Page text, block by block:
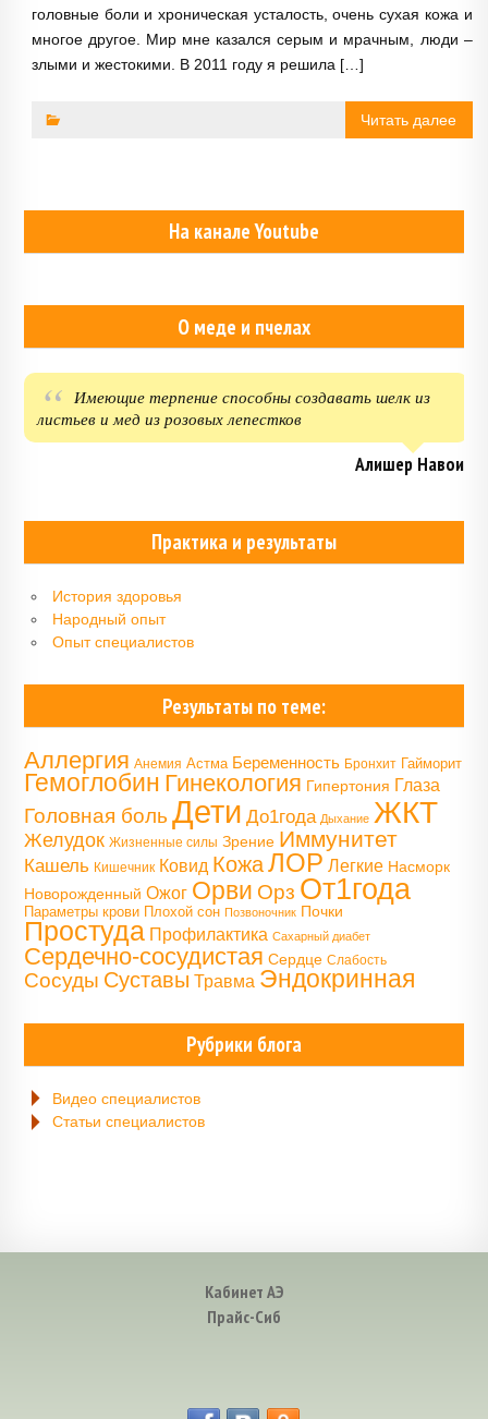
головные боли и хроническая усталость, очень сухая кожа и
многое другое. Мир мне казался серым и мрачным, люди –
злыми и жестокими. В 2011 году я решила […]
Читать далее
На канале Youtube
О меде и пчелах
Имеющие терпение способны создавать шелк из
листьев и мед из розовых лепестков
Алишер Навои
Практика и результаты
История здоровья
Народный опыт
Опыт специалистов
Результаты по теме:
Аллергия Анемия Астма Беременность Бронхит Гайморит
Гемоглобин Гинекология Гипертония Глаза
Головная боль Дети До1года Дыхание ЖКТ
Желудок Жизненные силы Зрение Иммунитет
Кашель Кишечник Ковид Кожа ЛОР Легкие Насморк
Новорожденный Ожог Орви Орз От1года
Параметры крови Плохой сон Позвоночник Почки
Простуда Профилактика Сахарный диабет
Сердечно-сосудистая Сердце Слабость
Сосуды Суставы Травма Эндокринная
Рубрики блога
Видео специалистов
Статьи специалистов
Кабинет АЭ
Прайс-Сиб